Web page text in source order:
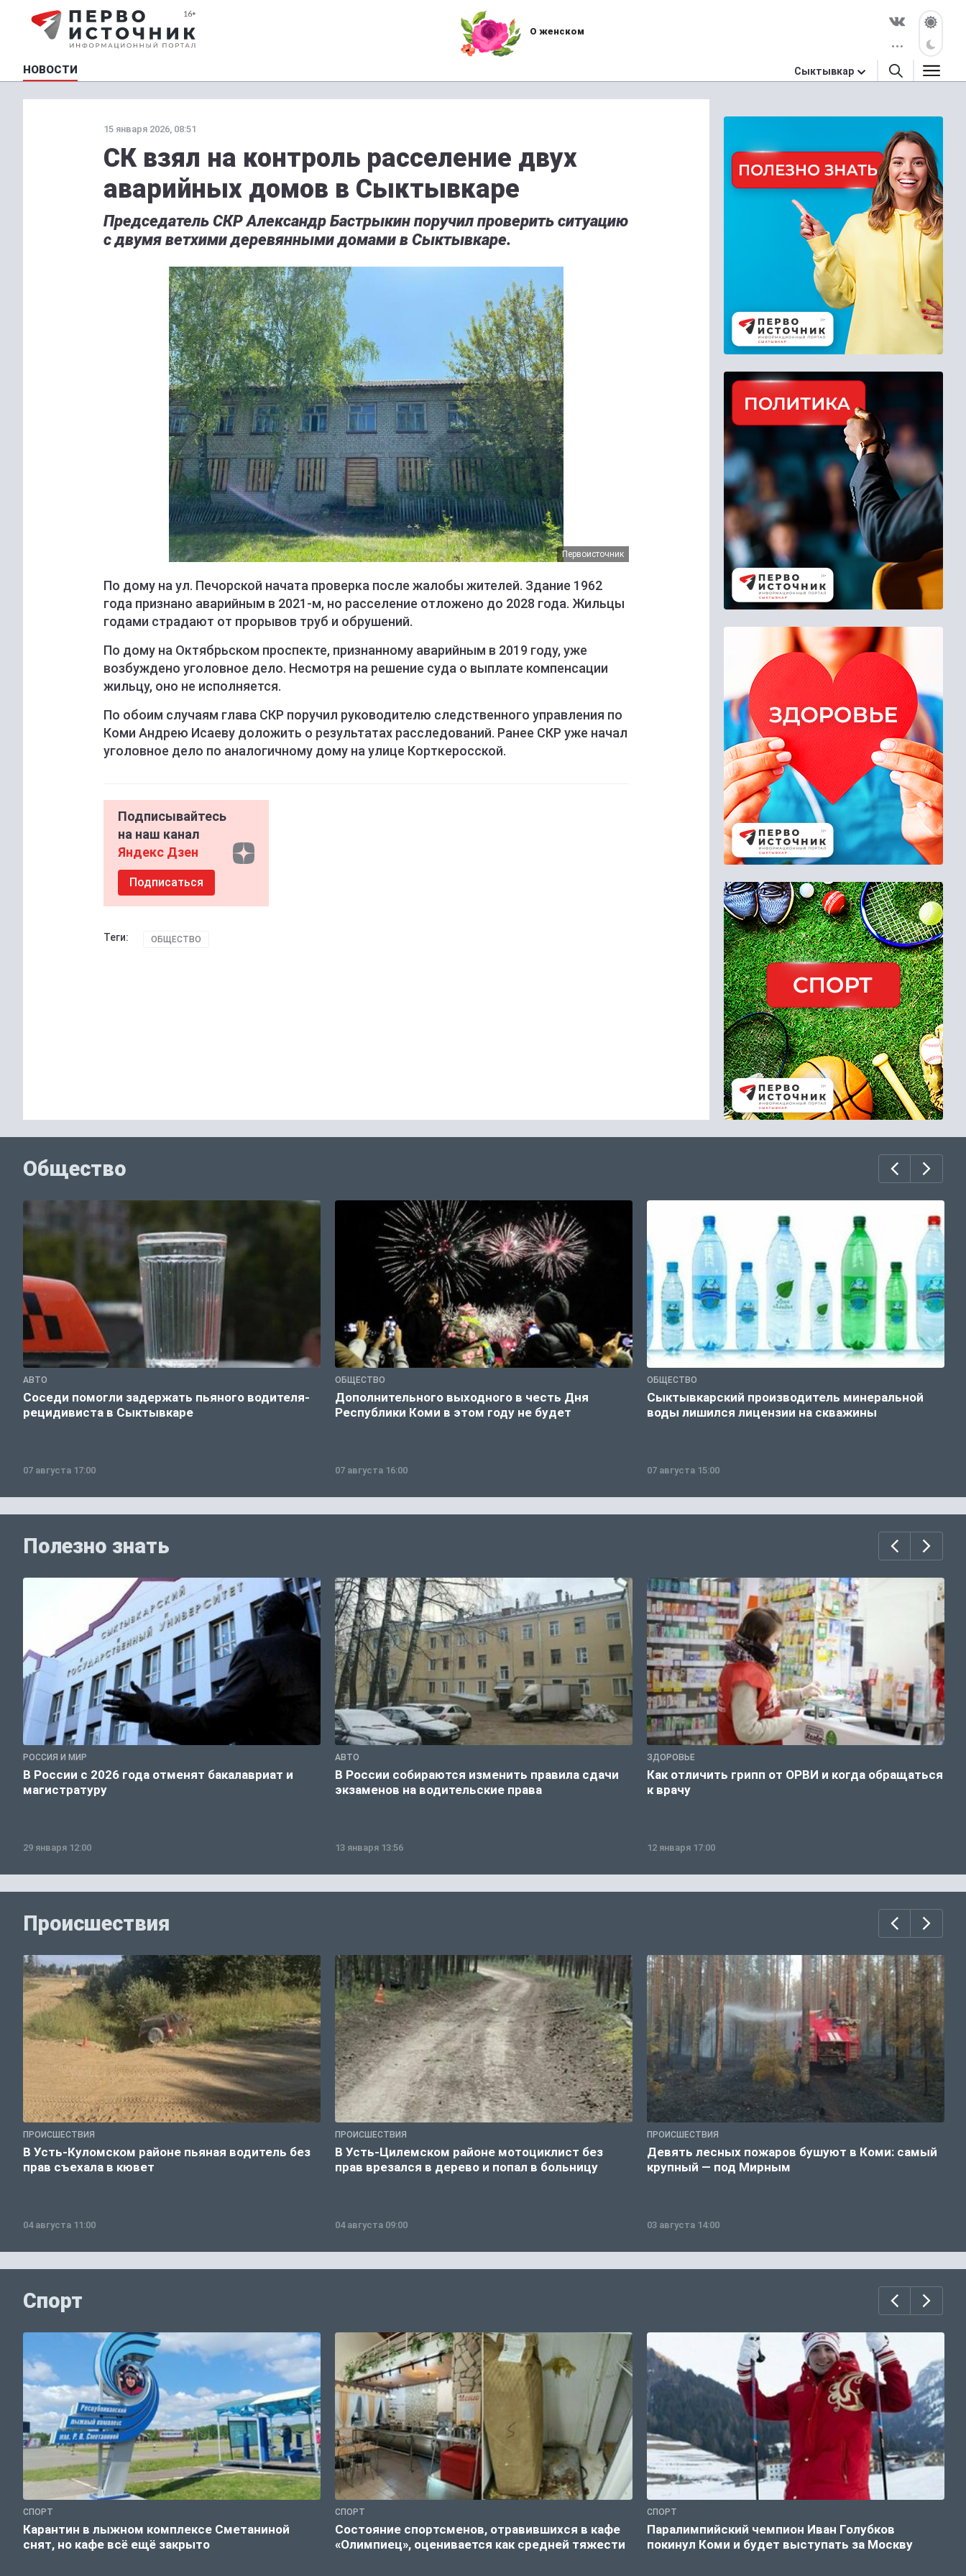
О женском
НОВОСТИ Сыктывкар
15 января 2026, 08:51
СК взял на контроль расселение двух
аварийных домов в Сыктывкаре
Председатель СКР Александр Бастрыкин поручил проверить ситуацию
с двумя ветхими деревянными домами в Сыктывкаре.
Первоисточник
По дому на ул. Печорской начата проверка после жалобы жителей. Здание 1962
года признано аварийным в 2021-м, но расселение отложено до 2028 года. Жильцы
годами страдают от прорывов труб и обрушений.
По дому на Октябрьском проспекте, признанному аварийным в 2019 году, уже
возбуждено уголовное дело. Несмотря на решение суда о выплате компенсации
жильцу, оно не исполняется.
По обоим случаям глава СКР поручил руководителю следственного управления по
Коми Андрею Исаеву доложить о результатах расследований. Ранее СКР уже начал
уголовное дело по аналогичному дому на улице Корткеросской.
Подписывайтесь
на наш канал
Яндекс Дзен
Подписаться
Теги: ОБЩЕСТВО
Общество
АВТО
Соседи помогли задержать пьяного водителя-
рецидивиста в Сыктывкаре
07 августа 17:00
ОБЩЕСТВО
Дополнительного выходного в честь Дня
Республики Коми в этом году не будет
07 августа 16:00
ОБЩЕСТВО
Сыктывкарский производитель минеральной
воды лишился лицензии на скважины
07 августа 15:00
Полезно знать
РОССИЯ И МИР
В России с 2026 года отменят бакалавриат и
магистратуру
29 января 12:00
АВТО
В России собираются изменить правила сдачи
экзаменов на водительские права
13 января 13:56
ЗДОРОВЬЕ
Как отличить грипп от ОРВИ и когда обращаться
к врачу
12 января 17:00
Происшествия
ПРОИСШЕСТВИЯ
В Усть-Куломском районе пьяная водитель без
прав съехала в кювет
04 августа 11:00
ПРОИСШЕСТВИЯ
В Усть-Цилемском районе мотоциклист без
прав врезался в дерево и попал в больницу
04 августа 09:00
ПРОИСШЕСТВИЯ
Девять лесных пожаров бушуют в Коми: самый
крупный — под Мирным
03 августа 14:00
Спорт
СПОРТ
Карантин в лыжном комплексе Сметаниной
снят, но кафе всё ещё закрыто
СПОРТ
Состояние спортсменов, отравившихся в кафе
«Олимпиец», оценивается как средней тяжести
СПОРТ
Паралимпийский чемпион Иван Голубков
покинул Коми и будет выступать за Москву